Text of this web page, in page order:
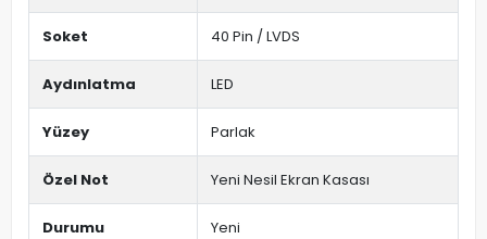
Soket 40 Pin / LVDS
Aydınlatma LED
Yüzey Parlak
Özel Not Yeni Nesil Ekran Kasası
Durumu Yeni